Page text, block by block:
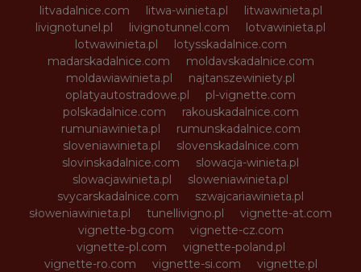
litvadalnice.com
litwa-winieta.pl
litwawinieta.pl
livignotunel.pl
livignotunnel.com
lotvawinieta.pl
lotwawinieta.pl
lotysskadalnice.com
madarskadalnice.com
moldavskadalnice.com
moldawiawinieta.pl
najtanszewiniety.pl
oplatyautostradowe.pl
pl-vignette.com
polskadalnice.com
rakouskadalnice.com
rumuniawinieta.pl
rumunskadalnice.com
sloveniawinieta.pl
slovenskadalnice.com
slovinskadalnice.com
slowacja-winieta.pl
slowacjawinieta.pl
sloweniawinieta.pl
svycarskadalnice.com
szwajcariawinieta.pl
słoweniawinieta.pl
tunellivigno.pl
vignette-at.com
vignette-bg.com
vignette-cz.com
vignette-pl.com
vignette-poland.pl
vignette-ro.com
vignette-si.com
vignette.pl